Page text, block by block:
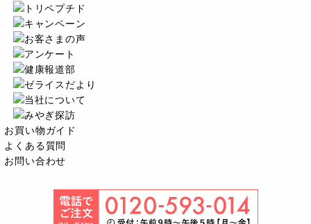
お買い物ガイド
よくある質問
お問い合わせ